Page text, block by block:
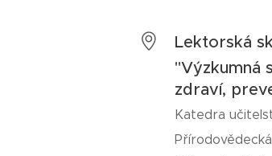
Lektorská
"Výzkumná
zdraví,
Katedra